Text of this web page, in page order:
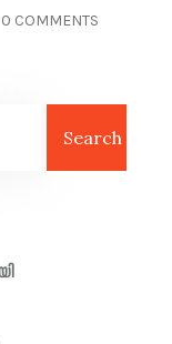
0 COMMENTS
Search